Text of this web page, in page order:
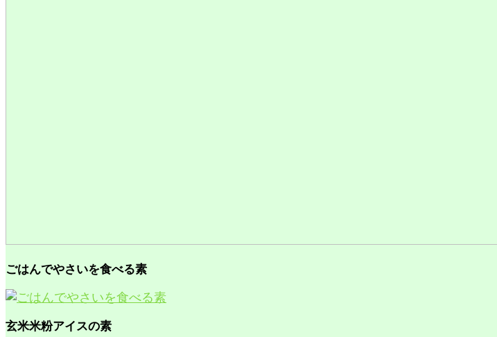
ごはんでやさいを食べる素
玄米米粉アイスの素